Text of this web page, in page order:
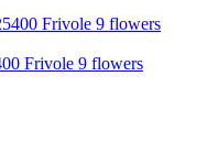
Frivole 9 flowers